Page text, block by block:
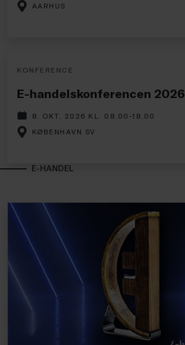
AARHUS
KONFERENCE
E-handelskonferencen 2026
8. OKT. 2026 KL. 08.00-18.00
KØBENHAVN SV
E-HANDEL